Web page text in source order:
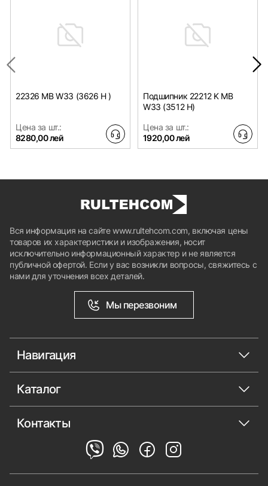
22326 MB W33 (3626 H )
Цена за шт.:
8280,00 лей
Подшипник 22212 K MB
W33 (3512 H)
Цена за шт.:
1920,00 лей
Вся информация на сайте www.rultehcom.com, включая цены
товаров их характеристики и изображения, носит
исключительно информационный характер и не является
публичной офертой. Если у вас возникли вопросы, свяжитесь с
нами для уточнения всех деталей.
Мы перезвоним
Навигация
Каталог
Контакты